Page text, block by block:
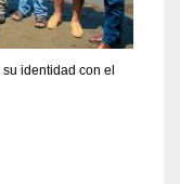
identidad con el